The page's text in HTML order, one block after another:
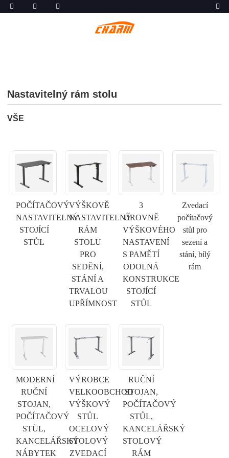
Nastavitelný rám stolu
VŠE
POČÍTAČOVÝ
NASTAVITELNÝ
STOJÍCÍ
STŮL
VÝŠKOVĚ
NASTAVITELNÝ
RÁM
STOLU
PRO
SEDĚNÍ,
STÁNÍ A
TRVALOU
UPŘÍMNOST
3
ÚROVNĚ
VÝŠKOVÉHO
NASTAVENÍ
S PAMĚTÍ
ODOLNÁ
KONSTRUKCE
STOJÍCÍ
STŮL
Zvedací
počítačový
stůl pro
sezení a
stání, bílý
rám
MODERNÍ
RUČNÍ
STOJAN,
POČÍTAČOVÝ
STŮL,
KANCELÁŘSKÝ
NÁBYTEK
VÝROBCE
VELKOOBCHOD
VÝŠKOVÝ
STŮL
OCELOVÝ
STOLOVÝ
ZVEDACÍ
RUČNÍ
STOJAN,
POČÍTAČOVÝ
STŮL,
KANCELÁŘSKÝ
STOLOVÝ
RÁM
ODESLAT ŽÁDOST